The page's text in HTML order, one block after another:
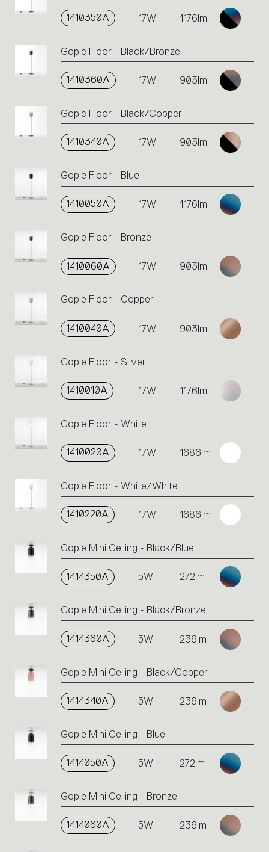
1410350A 17W 1176lm
Gople Floor - Black/Bronze
1410360A 17W 903lm
Gople Floor - Black/Copper
1410340A 17W 903lm
Gople Floor - Blue
1410050A 17W 1176lm
Gople Floor - Bronze
1410060A 17W 903lm
Gople Floor - Copper
1410040A 17W 903lm
Gople Floor - Silver
1410010A 17W 1176lm
Gople Floor - White
1410020A 17W 1686lm
Gople Floor - White/White
1410220A 17W 1686lm
Gople Mini Ceiling - Black/Blue
1414350A 5W 272lm
Gople Mini Ceiling - Black/Bronze
1414360A 5W 236lm
Gople Mini Ceiling - Black/Copper
1414340A 5W 236lm
Gople Mini Ceiling - Blue
1414050A 5W 272lm
Gople Mini Ceiling - Bronze
1414060A 5W 236lm